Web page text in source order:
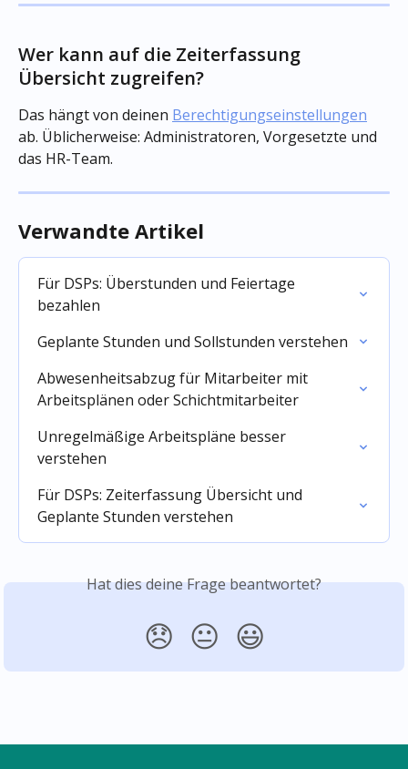
Wer kann auf die Zeiterfassung
Übersicht zugreifen?
Das hängt von deinen Berechtigungseinstellungen
ab. Üblicherweise: Administratoren, Vorgesetzte und
das HR-Team.
Verwandte Artikel
Für DSPs: Überstunden und Feiertage
bezahlen
Geplante Stunden und Sollstunden verstehen
Abwesenheitsabzug für Mitarbeiter mit
Arbeitsplänen oder Schichtmitarbeiter
Unregelmäßige Arbeitspläne besser
verstehen
Für DSPs: Zeiterfassung Übersicht und
Geplante Stunden verstehen
Hat dies deine Frage beantwortet?
😞 😐 😃